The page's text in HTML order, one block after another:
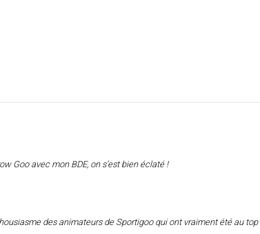
Goo avec mon BDE, on s’est bien éclaté !
des animateurs de Sportigoo qui ont vraiment été au